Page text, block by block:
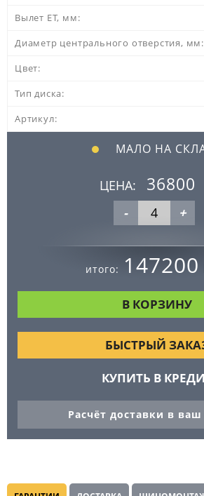
Вылет ЕТ, мм:
Диаметр центрального отверстия, мм:
Цвет:
Тип диска:
Артикул:
МАЛО НА
ЦЕНА: 36800
-
+
итого: 147200
БЫСТРЫЙ
КУПИТЬ В
Расчёт доставки в ваш